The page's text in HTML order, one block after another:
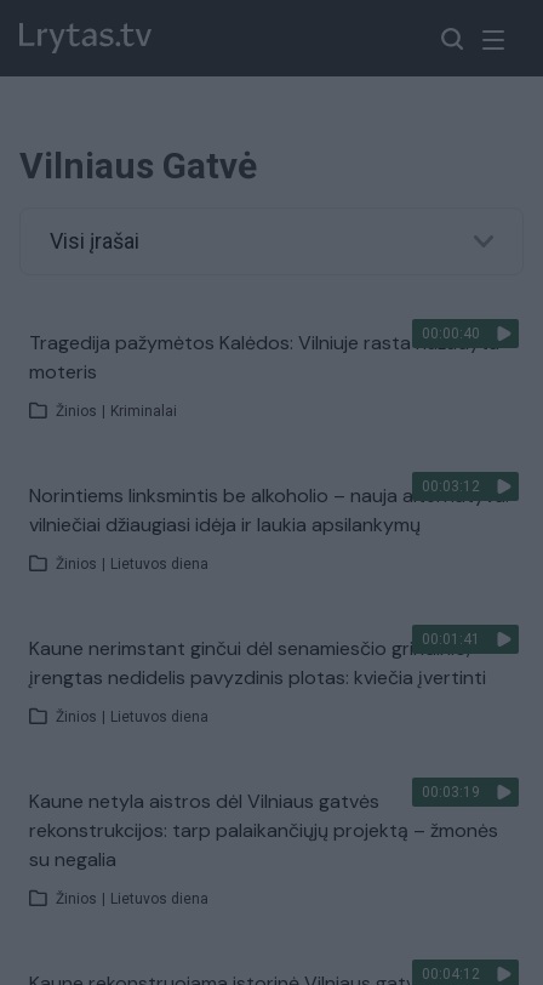
Vilniaus Gatvė
Visi įrašai
00:00:40
Tragedija pažymėtos Kalėdos: Vilniuje rasta nužudyta
moteris
Žinios Kriminalai
00:03:12
Norintiems linksmintis be alkoholio – nauja alternatyva:
vilniečiai džiaugiasi idėja ir laukia apsilankymų
Žinios Lietuvos diena
00:01:41
Kaune nerimstant ginčui dėl senamiesčio grindinio,
įrengtas nedidelis pavyzdinis plotas: kviečia įvertinti
Žinios Lietuvos diena
00:03:19
Kaune netyla aistros dėl Vilniaus gatvės
rekonstrukcijos: tarp palaikančiųjų projektą – žmonės
su negalia
Žinios Lietuvos diena
00:04:12